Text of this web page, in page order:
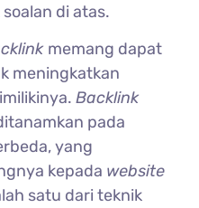
di atas.
memang dapat
meningkatkan
Backlink
pada
yang
kepada website
satu dari teknik